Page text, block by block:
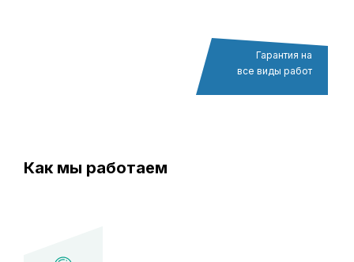
Гарантия на
все виды работ
Как мы работаем